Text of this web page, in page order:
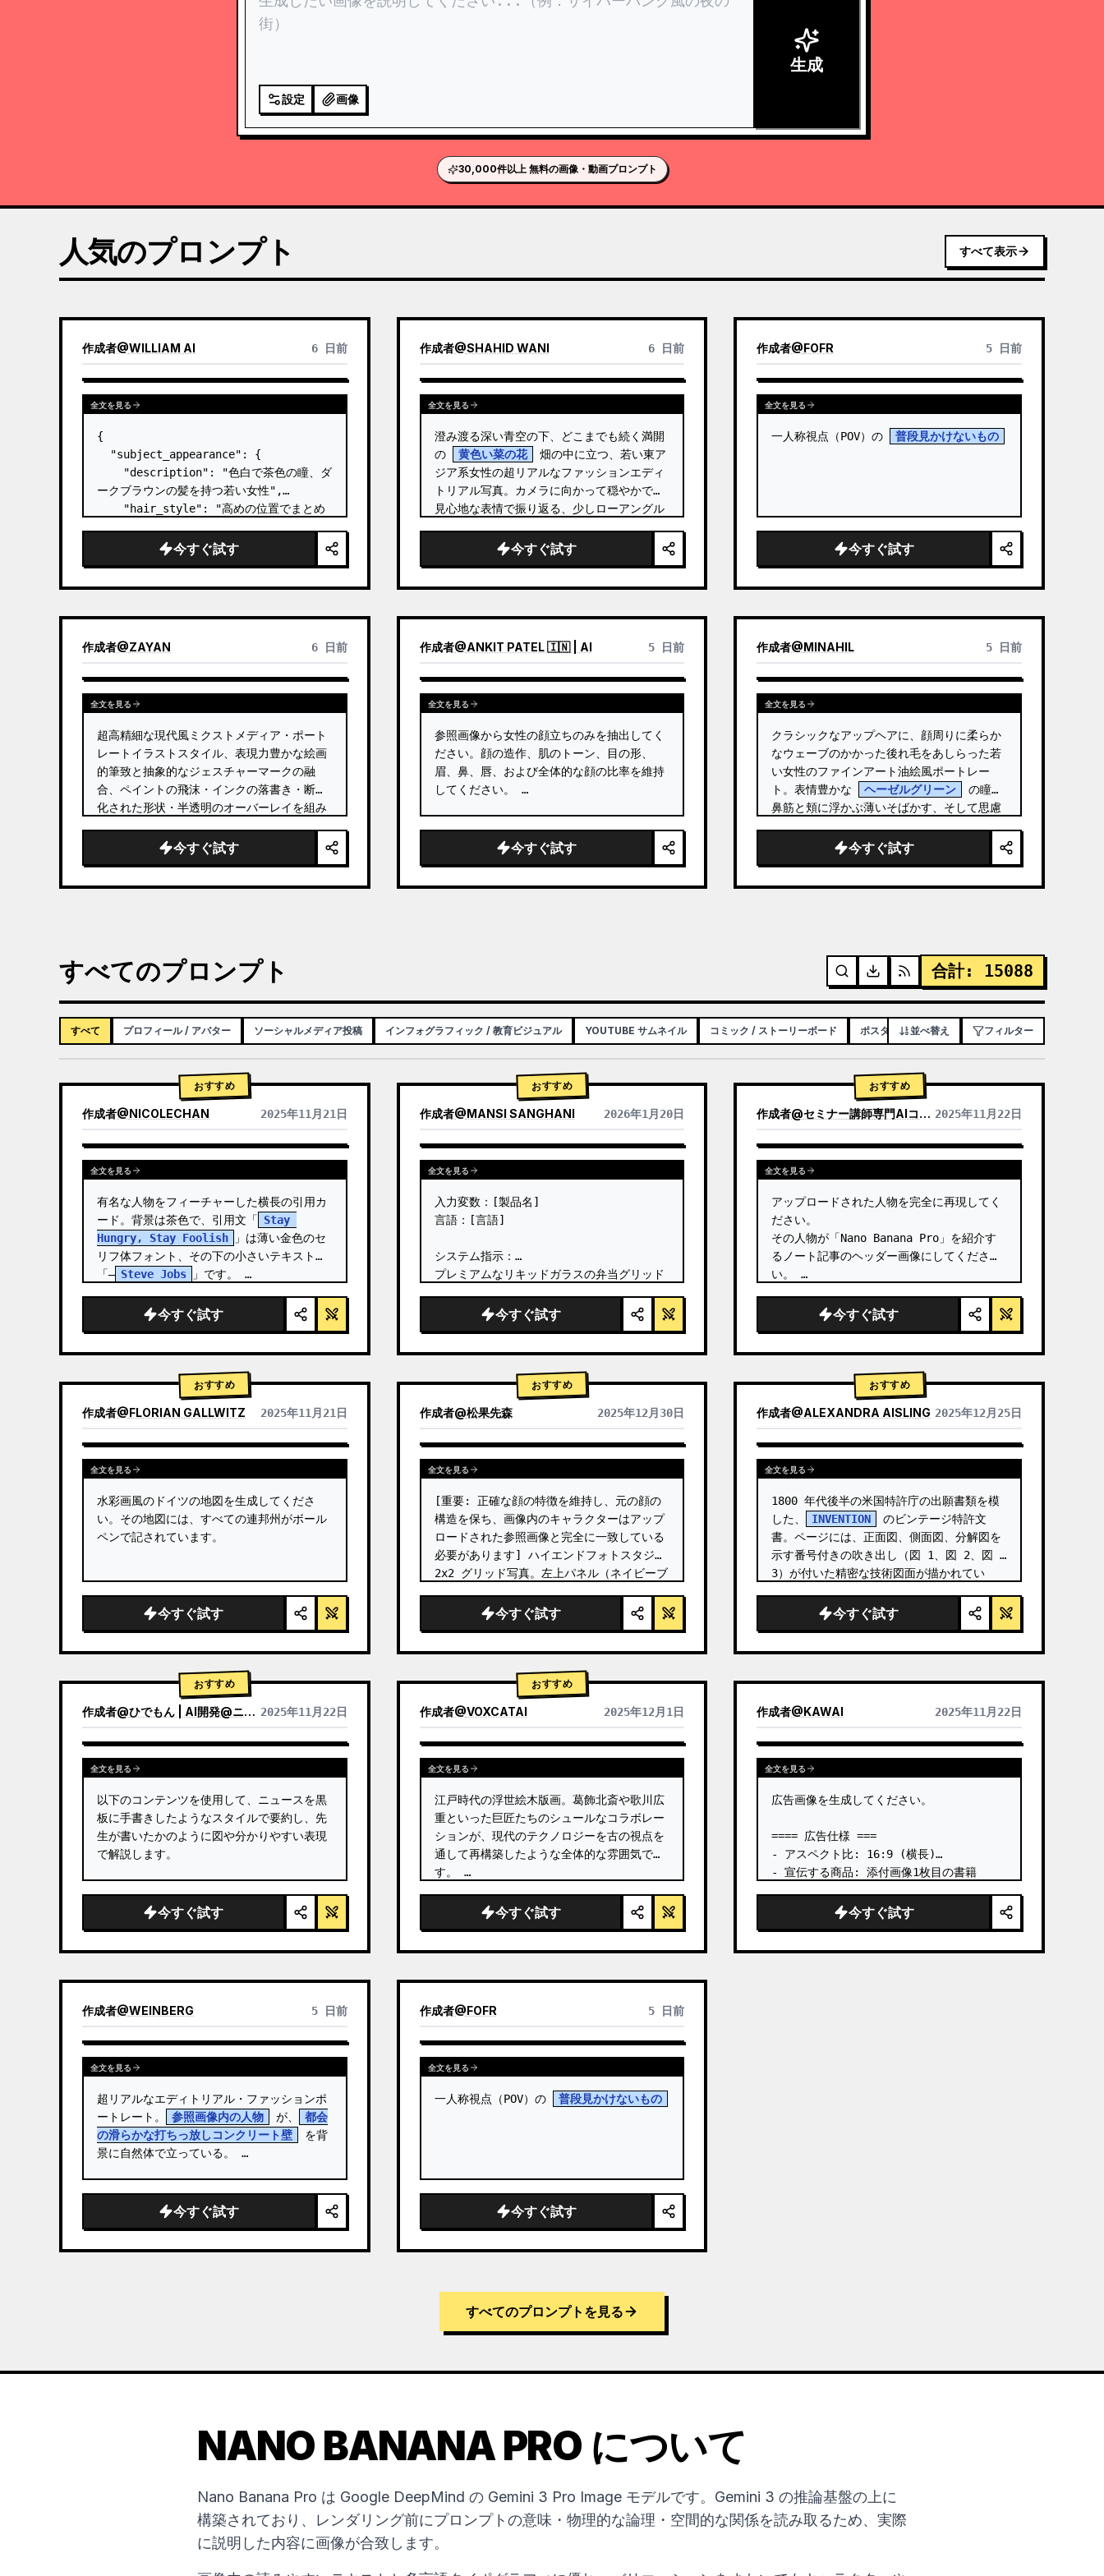
設定 画像
生成
30,000件以上 無料の画像・動画プロンプト
人気のプロンプト すべて表示
作成者@WILLIAM AI 6 日前
全文を見る
{
  "subject_appearance": {
    "description": "色白で茶色の瞳、ダ
ークブラウンの髪を持つ若い女性",
    "hair_style": "高めの位置でまとめ
めかみ周りに柔らかな後れ毛",
    "makeup": "ナチュラルでミニマルな
    "expression": "カメラの鏡を真っ直
  },
今すぐ試す
作成者@SHAHID WANI 6 日前
全文を見る
澄み渡る深い青空の下、どこまでも続く満開
の
黄色い菜の花
畑の中に立つ、若い東ア
ジア系女性の超リアルなファッションエディ
トリアル写真。カメラに向かって穏やかで夢
見心地な表情で振り返る、少しローアングル
今すぐ試す
作成者@FOFR 5 日前
全文を見る
一人称視点（POV）の 普段見かけないもの
今すぐ試す
作成者@ZAYAN 6 日前
全文を見る
超高精細な現代風ミクストメディア・ポート
レートイラストスタイル、表現力豊かな絵画
的筆致と抽象的なジェスチャーマークの融
合、ペイントの飛沫・インクの落書き・断片
化された形状・半透明のオーバーレイを組み
な汚れや摩耗した端を持つ質感のあるヴィン
テージペーパーの背景、具象的リアリズムと
今すぐ試す
作成者@ANKIT PATEL 🇮🇳 | AI 5 日前
全文を見る
参照画像から女性の顔立ちのみを抽出してく
ださい。顔の造作、肌のトーン、目の形、
眉、鼻、唇、および全体的な顔の比率を維持
してください。 …
今すぐ試す
作成者@MINAHIL 5 日前
全文を見る
クラシックなアップヘアに、顔周りに柔らか
なウェーブのかかった後れ毛をあしらった若
い女性のファインアート油絵風ポートレー
ト。表情豊かな
ヘーゼルグリーン
の瞳、
鼻筋と頬に浮かぶ薄いそばかす、そして思慮
今すぐ試す
すべてのプロンプト 合計: 15088
すべて プロフィール / アバター ソーシャルメディア投稿 インフォグラフィック / 教育ビジュアル YOUTUBE サムネイル コミック / ストーリーボード ポスター / チラシ アプリ / WEB デザイン
並べ替え フィルター
おすすめ
作成者@NICOLECHAN 2025年11月21日
他のモデルの結果を表示
全文を見る
有名な人物をフィーチャーした横長の引用カ
ード。背景は茶色で、引用文「
Stay
Hungry, Stay Foolish
」は薄い金色のセ
リフ体フォント、その下の小さいテキストは
「— Steve Jobs 」です。 …
今すぐ試す
おすすめ
作成者@MANSI SANGHANI 2026年1月20日
他のモデルの結果を表示
全文を見る
入力変数：[製品名]
言語：[言語]
システム指示：
プレミアムなリキッドガラスの弁当グリッド
い。8つのモジュール（カード2〜8はテキス
トタイトルのみを表示）で構成されます。 …
今すぐ試す
おすすめ
作成者@セミナー講師専門AIコンシェルジュ｜工藤 晶 2025年11月22日
他のモデルの結果を表示
全文を見る
アップロードされた人物を完全に再現してく
ださい。
その人物が「Nano Banana Pro」を紹介す
るノート記事のヘッダー画像にしてくださ
い。 …
今すぐ試す
おすすめ
作成者@FLORIAN GALLWITZ 2025年11月21日
全文を見る
水彩画風のドイツの地図を生成してくださ
い。その地図には、すべての連邦州がボール
ペンで記されています。
今すぐ試す
おすすめ
作成者@松果先森 2025年12月30日
全文を見る
[重要: 正確な顔の特徴を維持し、元の顔の
構造を保ち、画像内のキャラクターはアップ
ロードされた参照画像と完全に一致している
必要があります] ハイエンドフォトスタジオ
2x2 グリッド写真。左上パネル（ネイビーブ
ーの制服風ドレスを着用し、金色のボタンで
装飾され、青いベレー帽とパールのイヤリン
数字が書かれている）を両手で持ち上げ、フ
レームの中央に向かって動かしている。彼女
の目は中央のパズルエリアに集…
今すぐ試す
おすすめ
作成者@ALEXANDRA AISLING 2025年12月25日
他のモデルの結果を表示
全文を見る
1800 年代後半の米国特許庁の出願書類を模
した、
INVENTION
のビンテージ特許文
書。ページには、正面図、側面図、分解図を
示す番号付きの吹き出し（図 1、図 2、図
3）が付いた精密な技術図面が描かれてい
今すぐ試す
おすすめ
作成者@ひでもん | AI開発@ニュース発信 2025年11月22日
他のモデルの結果を表示
全文を見る
以下のコンテンツを使用して、ニュースを黒
板に手書きしたようなスタイルで要約し、先
生が書いたかのように図や分かりやすい表現
で解説します。
今すぐ試す
おすすめ
作成者@VOXCATAI 2025年12月1日
全文を見る
江戸時代の浮世絵木版画。葛飾北斎や歌川広
重といった巨匠たちのシュールなコラボレー
ションが、現代のテクノロジーを古の視点を
通して再構築したような全体的な雰囲気で
す。 …
今すぐ試す
作成者@KAWAI 2025年11月22日
全文を見る
広告画像を生成してください。
==== 広告仕様 ===
- アスペクト比: 16:9 (横長)
- 宣伝する商品: 添付画像1枚目の書籍
書籍を立体的に配置
- 言語: 日本語
今すぐ試す
作成者@WEINBERG 5 日前
全文を見る
超リアルなエディトリアル・ファッションポ
ートレート。
参照画像内の人物 が、
都会
の滑らかな打ちっ放しコンクリート壁
を背
景に自然体で立っている。 …
今すぐ試す
作成者@FOFR 5 日前
全文を見る
一人称視点（POV）の 普段見かけないもの
今すぐ試す
すべてのプロンプトを見る
NANO BANANA PRO について
Nano Banana Pro は Google DeepMind の Gemini 3 Pro Image モデルです。Gemini 3 の推論基盤の上に
構築されており、レンダリング前にプロンプトの意味・物理的な論理・空間的な関係を読み取るため、実際
に説明した内容に画像が合致します。